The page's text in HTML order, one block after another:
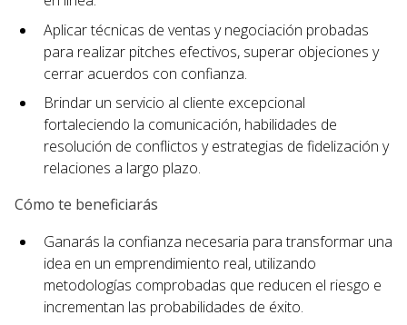
Aplicar técnicas de ventas y negociación probadas
para realizar pitches efectivos, superar objeciones y
cerrar acuerdos con confianza.
Brindar un servicio al cliente excepcional
fortaleciendo la comunicación, habilidades de
resolución de conflictos y estrategias de fidelización y
relaciones a largo plazo.
Cómo te beneficiarás
Ganarás la confianza necesaria para transformar una
idea en un emprendimiento real, utilizando
metodologías comprobadas que reducen el riesgo e
incrementan las probabilidades de éxito.